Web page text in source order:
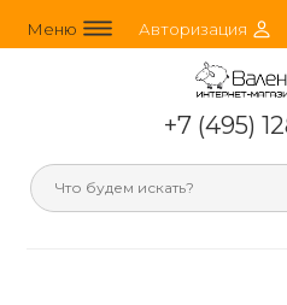
Меню line_horizontal_3 Авторизация person_round
+7 (495)